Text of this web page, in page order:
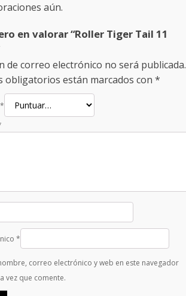
aún.
en valorar “Roller Tiger Tail 11
de correo electrónico no será publicada.
obligatorios están marcados con *
*
*
correo electrónico y web en este navegador
vez que comente.